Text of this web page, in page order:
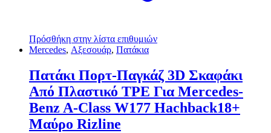
Πρόσθήκη στην λίστα επιθυμιών
Mercedes, Αξεσουάρ, Πατάκια
Πατάκι Πορτ-Παγκάζ 3D Σκαφάκι
Από Πλαστικό TPE Για Mercedes-
Benz A-Class W177 Hachback18+
Μαύρο Rizline